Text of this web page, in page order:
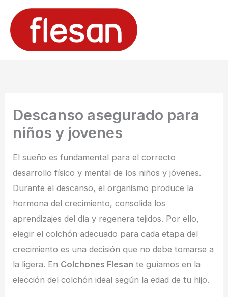
contenido
Descanso asegurado para
niños y jovenes
El sueño es fundamental para el correcto
desarrollo físico y mental de los niños y jóvenes.
Durante el descanso, el organismo produce la
hormona del crecimiento, consolida los
aprendizajes del día y regenera tejidos. Por ello,
elegir el colchón adecuado para cada etapa del
crecimiento es una decisión que no debe tomarse a
la ligera. En Colchones Flesan te guíamos en la
elección del colchón ideal según la edad de tu hijo.